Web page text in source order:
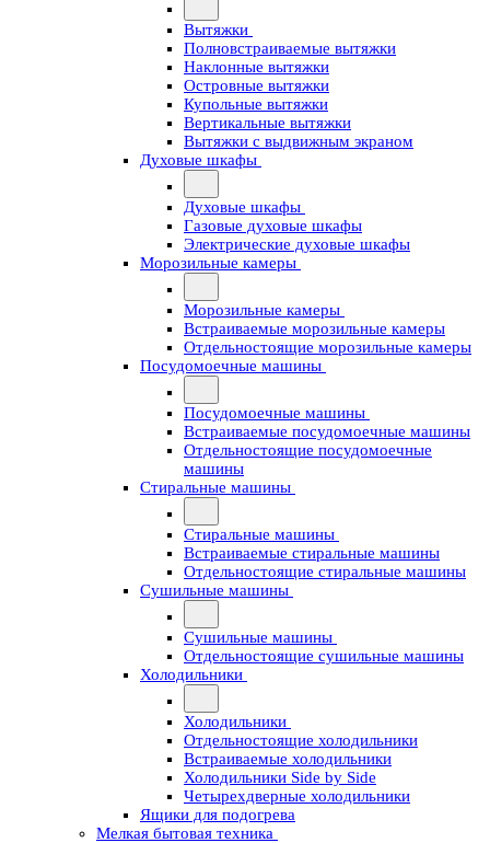
Вытяжки
Полновстраиваемые вытяжки
Наклонные вытяжки
Островные вытяжки
Купольные вытяжки
Вертикальные вытяжки
Вытяжки с выдвижным экраном
Духовые шкафы
Духовые шкафы
Газовые духовые шкафы
Электрические духовые шкафы
Морозильные камеры
Морозильные камеры
Встраиваемые морозильные камеры
Отдельностоящие морозильные камеры
Посудомоечные машины
Посудомоечные машины
Встраиваемые посудомоечные машины
Отдельностоящие посудомоечные
машины
Стиральные машины
Стиральные машины
Встраиваемые стиральные машины
Отдельностоящие стиральные машины
Сушильные машины
Сушильные машины
Отдельностоящие сушильные машины
Холодильники
Холодильники
Отдельностоящие холодильники
Встраиваемые холодильники
Холодильники Side by Side
Четырехдверные холодильники
Ящики для подогрева
Мелкая бытовая техника